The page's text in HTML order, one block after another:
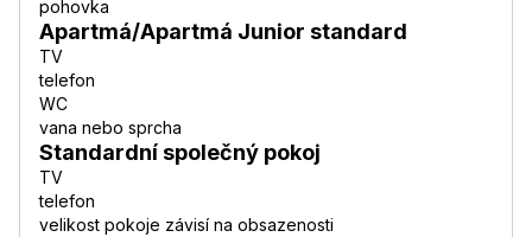
pohovka
Apartmá/Apartmá Junior standard
TV
telefon
WC
vana nebo sprcha
Standardní společný pokoj
TV
telefon
velikost pokoje závisí na obsazenosti